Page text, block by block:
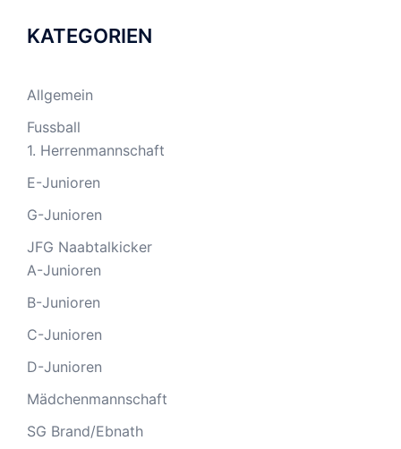
KATEGORIEN
Allgemein
Fussball
1. Herrenmannschaft
E-Junioren
G-Junioren
JFG Naabtalkicker
A-Junioren
B-Junioren
C-Junioren
D-Junioren
Mädchenmannschaft
SG Brand/Ebnath